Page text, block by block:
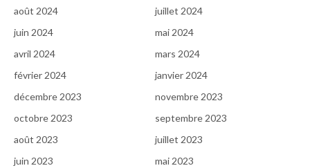
août 2024
juillet 2024
juin 2024
mai 2024
avril 2024
mars 2024
février 2024
janvier 2024
décembre 2023
novembre 2023
octobre 2023
septembre 2023
août 2023
juillet 2023
juin 2023
mai 2023